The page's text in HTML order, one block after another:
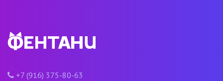
+7 (916) 375-80-63